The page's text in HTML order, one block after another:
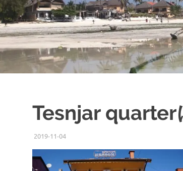
ッ
プ
Tesnjar quarter
2019-11-04ISSEI